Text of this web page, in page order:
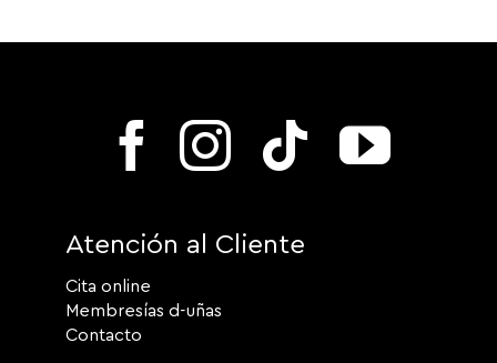
Atención al Cliente
Cita online
Membresías d-uñas
Contacto